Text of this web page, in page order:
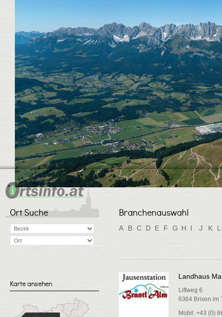
Ort Suche
Karte ansehen
Branchenauswahl
A B C D E F G H I J K L
Landhaus
Liftweg 6
6364 Brixen im
Mobil: +43 (0)